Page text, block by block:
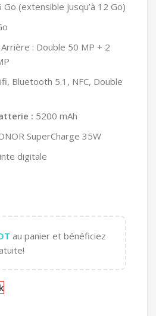
Go (extensible jusqu’à 12 Go)
Arrière : Double 50 MP + 2
Bluetooth 5.1, NFC, Double
: 5200 mAh
SuperCharge 35W
digitale
au panier et bénéficiez